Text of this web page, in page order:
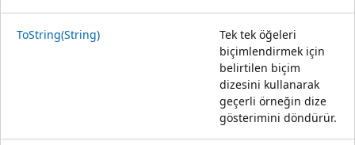
ToString(String)
Tek tek öğeleri
biçimlendirmek için
belirtilen biçim
dizesini kullanarak
geçerli örneğin dize
gösterimini döndürür.